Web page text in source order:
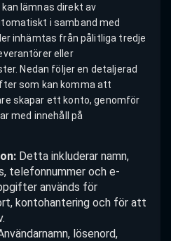
lämnas direkt av
i samband med
inhämtas från pålitliga tredje
eller
Nedan följer en detaljerad
som kan komma att
skapar ett konto, genomför
med innehåll på
Detta inkluderar namn,
telefonnummer och e-
används för
kontohantering och för att
lösenord,